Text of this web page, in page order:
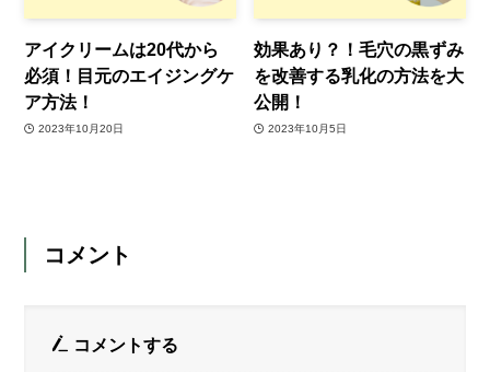
アイクリームは20代から
必須！目元のエイジングケ
ア方法！
2023年10月20日
効果あり？！毛穴の黒ずみ
を改善する乳化の方法を大
公開！
2023年10月5日
コメント
コメントする